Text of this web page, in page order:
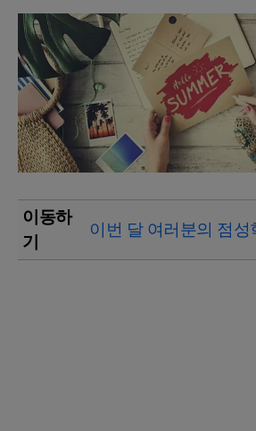
이동하
기
이번 달 여러분의 점성